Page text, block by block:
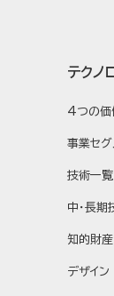
テクノ
4つの価
事業セグ
技術一覧
中・長期
知的財産
デザイン